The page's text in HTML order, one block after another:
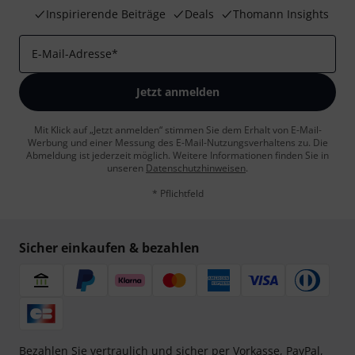
Inspirierende Beiträge
Deals Thomann Insights
E-Mail-Adresse*
Jetzt anmelden
Mit Klick auf „Jetzt anmelden“ stimmen Sie dem Erhalt von E-Mail-
Werbung und einer Messung des E-Mail-Nutzungsverhaltens zu. Die
Abmeldung ist jederzeit möglich. Weitere Informationen finden Sie in
unseren Datenschutzhinweisen.
* Pflichtfeld
Sicher einkaufen & bezahlen
Bezahlen Sie vertraulich und sicher per Vorkasse, PayPal,